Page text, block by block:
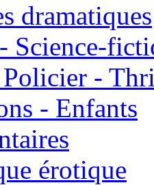
dramatiques
Science-
-
- Enfants
érotique